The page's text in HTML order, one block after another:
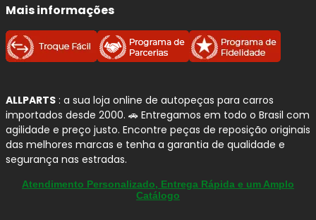
Mais informações
ALLPARTS : a sua loja online de autopeças para carros
importados desde 2000. 🚗 Entregamos em todo o Brasil com
agilidade e preço justo. Encontre peças de reposição originais
das melhores marcas e tenha a garantia de qualidade e
segurança nas estradas.
Atendimento Personalizado, Entrega Rápida e um Amplo
Catálogo